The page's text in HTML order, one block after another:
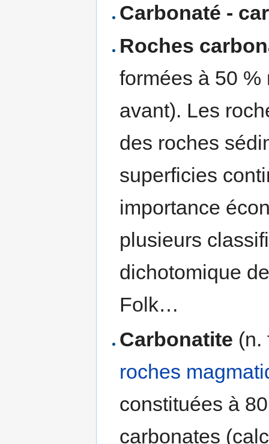
Carbonaté -
Roches
formées à 50
avant). Les
des roches
superficies
importance
plusieurs
dichotomique
Folk…
Carbonatite (n.
roches
constituées à
carbonates